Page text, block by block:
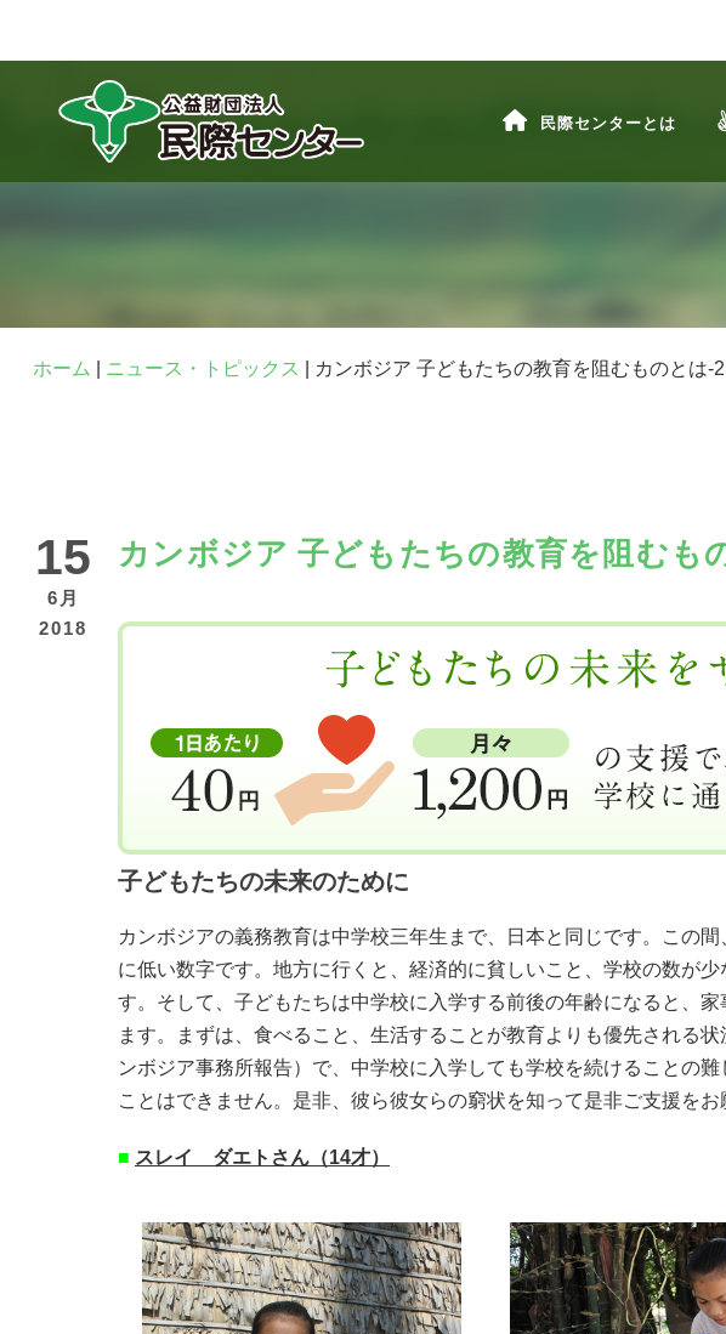
民際センターとは
ホーム ニュース・トピックス カンボジア 子どもたちの教育を阻むものとは-2
15
6月
2018
カンボジア 子どもたちの教育を阻むも
子どもたちの未来のために
カンボジアの義務教育は中学校三年生まで、日本と同じです。この
に低い数字です。地方に行くと、経済的に貧しいこと、学校の数が
す。そして、子どもたちは中学校に入学する前後の年齢になると、
ます。まずは、食べること、生活することが教育よりも優先される
ンボジア事務所報告）で、中学校に入学しても学校を続けることの
ことはできません。是非、彼ら彼女らの窮状を知って是非ご支援をお
■ スレイ ダエトさん（14才）